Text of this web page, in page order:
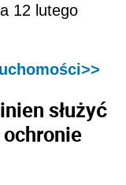
12 lutego
służyć